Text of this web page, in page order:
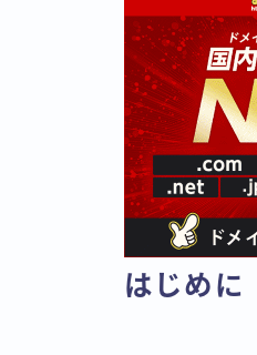
はじめに